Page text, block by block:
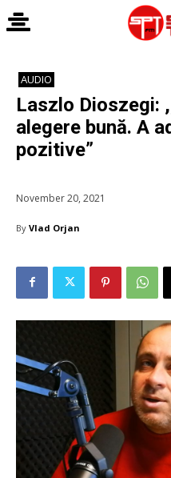
AUDIO
Laszlo Dioszegi:
alegere bună. A
pozitive”
November 20, 2021
By Vlad Orjan